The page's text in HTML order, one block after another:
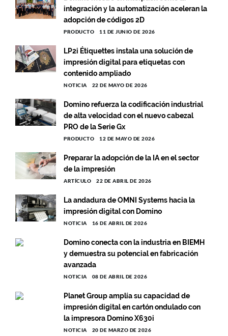
integración y la automatización aceleran la
adopción de códigos 2D
PRODUCTO 11 DE JUNIO DE 2026
LP2i Étiquettes instala una solución de
impresión digital para etiquetas con
contenido ampliado
NOTICIA 22 DE MAYO DE 2026
Domino refuerza la codificación industrial
de alta velocidad con el nuevo cabezal
PRO de la Serie Gx
PRODUCTO 12 DE MAYO DE 2026
Preparar la adopción de la IA en el sector
de la impresión
ARTÍCULO 22 DE ABRIL DE 2026
La andadura de OMNI Systems hacia la
impresión digital con Domino
NOTICIA 16 DE ABRIL DE 2026
Domino conecta con la industria en BIEMH
y demuestra su potencial en fabricación
avanzada
NOTICIA 08 DE ABRIL DE 2026
Planet Group amplía su capacidad de
impresión digital en cartón ondulado con
la impresora Domino X630i
NOTICIA 20 DE MARZO DE 2026